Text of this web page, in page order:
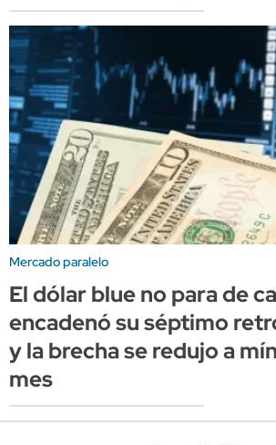
Mercado paralelo
El dólar blue no para de
encadenó su séptimo
y la brecha se redujo a
mes